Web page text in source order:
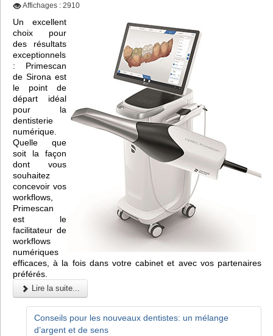
Affichages : 2910
Un excellent
choix pour
des résultats
exceptionnels
: Primescan
de Sirona est
le point de
départ idéal
pour la
dentisterie
numérique.
Quelle que
soit la façon
dont vous
souhaitez
concevoir vos
workflows,
Primescan
est le
facilitateur de
workflows
numériques
efficaces, à la fois dans votre cabinet et avec vos partenaires
préférés.
Lire la suite...
Conseils pour les nouveaux dentistes: un mélange
d’argent et de sens